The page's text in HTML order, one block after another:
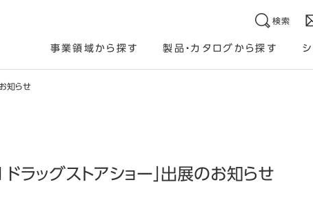
検索
事業領域から探す 製品・カタログから探す
知らせ
ラッグストアショー」出展のお知らせ